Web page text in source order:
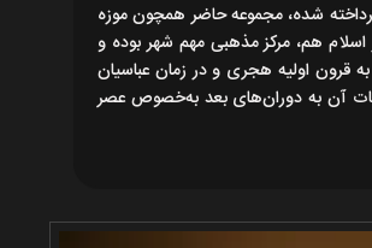
شده‌، مجموعه حاضر همچون موزه
هم، مرکز مذهبی مهم شهر بوده و
قرون اولیه هجری و در زمان عباسیان
آن به دوران‌های بعد به‌خصوص عصر